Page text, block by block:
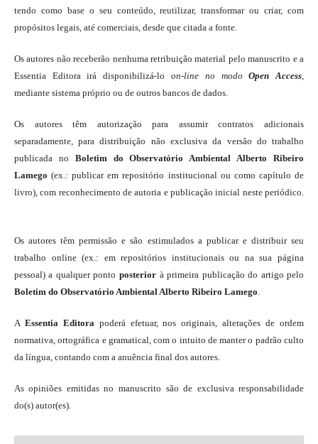
tendo como base o seu conteúdo, reutilizar, transformar ou criar, com
propósitos legais, até comerciais, desde que citada a fonte.
Os autores não receberão nenhuma retribuição material pelo manuscrito e a
Essentia Editora irá disponibilizá-lo on-line no modo Open Access,
mediante sistema próprio ou de outros bancos de dados.
Os autores têm autorização para assumir contratos adicionais
separadamente, para distribuição não exclusiva da versão do trabalho
publicada no Boletim do Observatório Ambiental Alberto Ribeiro
Lamego (ex.: publicar em repositório institucional ou como capítulo de
livro), com reconhecimento de autoria e publicação inicial neste periódico.
Os autores têm permissão e são estimulados a publicar e distribuir seu
trabalho online (ex.: em repositórios institucionais ou na sua página
pessoal) a qualquer ponto posterior à primeira publicação do artigo pelo
Boletim do Observatório Ambiental Alberto Ribeiro Lamego.
A Essentia Editorapoderá efetuar, nos originais, alterações de ordem
normativa, ortográfica e gramatical, com o intuito de manter o padrão culto
da língua, contando com a anuência final dos autores.
As opiniões emitidas no manuscrito são de exclusiva responsabilidade
do(s) autor(es).